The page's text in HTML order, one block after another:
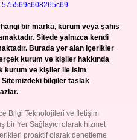
bir marka, kurum veya şahıs
Sitede yalnızca kendi
Burada yer alan içerikler
kurum ve kişiler hakkında
kurum ve kişiler ile isim
bilgiler taslak
Bilgi Teknolojileri ve İletişim
bir Yer Sağlayıcı olarak hizmet
proaktif olarak denetleme